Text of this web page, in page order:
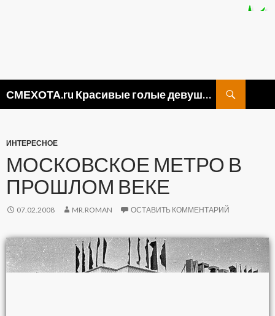
СМЕХОТА.ru Красивые голые девушки, прикольные картинки ню и видео приколы
ИНТЕРЕСНОЕ
МОСКОВСКОЕ МЕТРО В
ПРОШЛОМ ВЕКЕ
07.02.2008 MR.ROMAN ОСТАВИТЬ КОММЕНТАРИЙ